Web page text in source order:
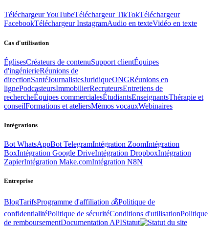
Téléchargeur YouTubeTéléchargeur TikTokTéléchargeur
FacebookTéléchargeur InstagramAudio en texteVidéo en texte
Cas d'utilisation
ÉglisesCréateurs de contenuSupport clientÉquipes
d'ingénierieRéunions de
directionSantéJournalistesJuridiqueONGRéunions en
lignePodcasteursImmobilierRecruteursEntretiens de
rechercheÉquipes commercialesÉtudiantsEnseignantsThérapie et
conseilFormations et ateliersMémos vocauxWebinaires
Intégrations
Bot WhatsAppBot TelegramIntégration ZoomIntégration
BoxIntégration Google DriveIntégration DropboxIntégration
ZapierIntégration Make.comIntégration N8N
Entreprise
BlogTarifsProgramme d'affiliation 💰Politique de
confidentialitéPolitique de sécuritéConditions d'utilisationPolitique
de remboursementDocumentation APIStatut